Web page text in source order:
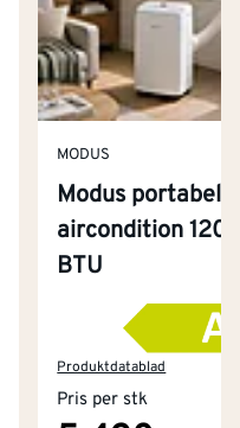
MODUS
Modus portabel
aircondition
BTU
Produktdatablad
Pris per stk